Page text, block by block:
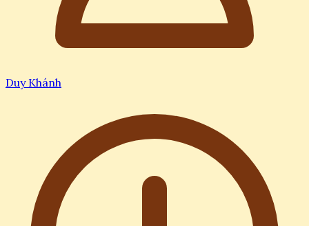
Duy Khánh